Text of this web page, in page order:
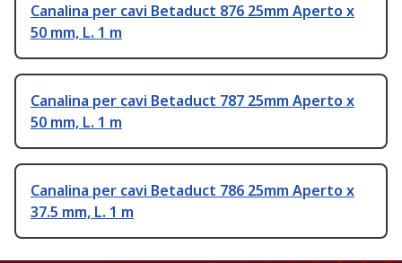
Canalina per cavi Betaduct 876 25mm Aperto x
50 mm, L. 1 m
Canalina per cavi Betaduct 787 25mm Aperto x
50 mm, L. 1 m
Canalina per cavi Betaduct 786 25mm Aperto x
37.5 mm, L. 1 m